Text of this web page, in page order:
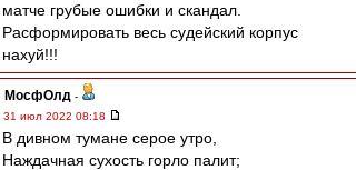
матче грубые ошибки и скандал.
Расформировать весь судейский корпус
нахуй!!!
МосфОлд -
31 июл 2022 08:18
В дивном тумане серое утро,
Наждачная сухость горло палит;